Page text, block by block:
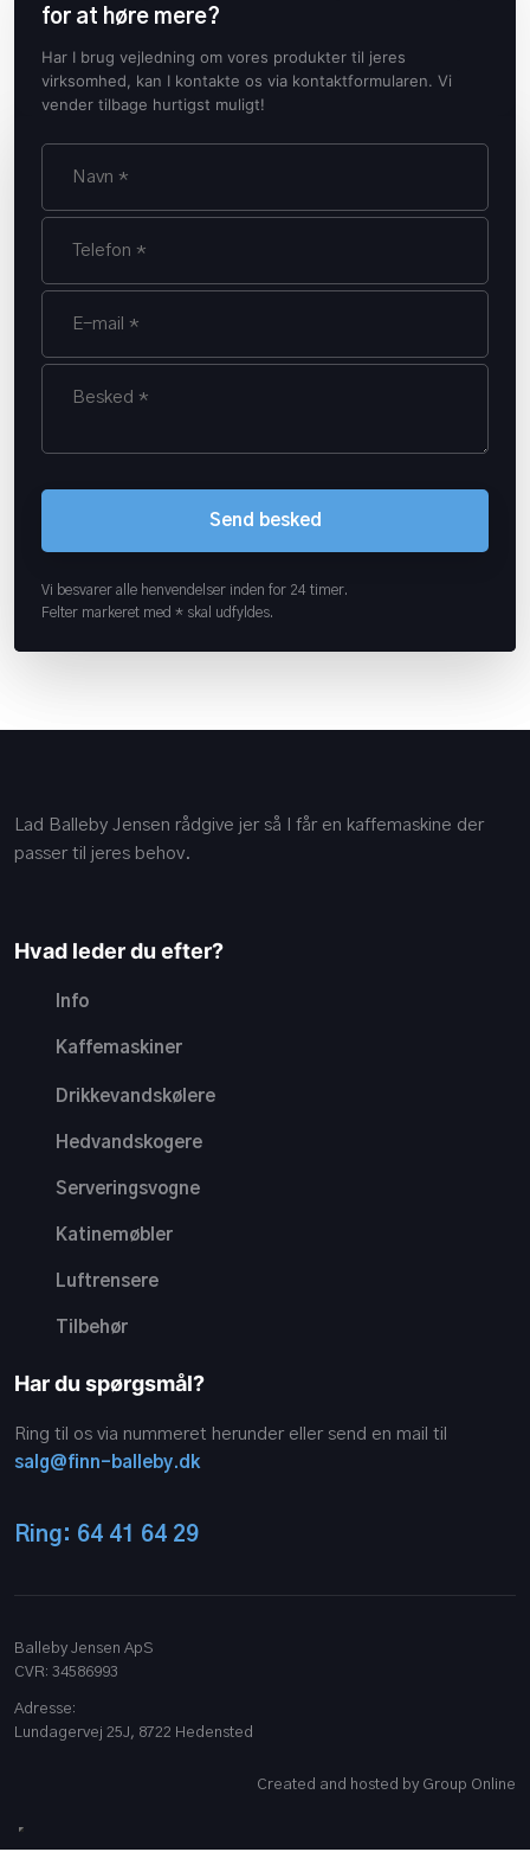
for at høre mere?
Har I brug vejledning om vores produkter til jeres
virksomhed, kan I kontakte os via kontaktformularen. Vi
vender tilbage hurtigst muligt!
Vi besvarer alle henvendelser inden for 24 timer.
Felter markeret med * skal udfyldes.​
Lad Balleby Jensen rådgive jer så I får en kaffemaskine der
passer til jeres behov.
Hvad leder du efter?
Info
Kaffemaskiner
Drikkevandskølere
Hedvandskogere
Serveringsvogne
Katinemøbler
Luftrensere
Tilbehør
Har du spørgsmål?
Ring til os via nummeret herunder eller send en mail til
salg@finn-balleby.dk
Ring: 64 41 64 29
Balleby Jensen ApS
CVR​: 34586993
Adresse:
Lundagervej 25J, 8722 Hedensted​
Created and hosted by Group Online